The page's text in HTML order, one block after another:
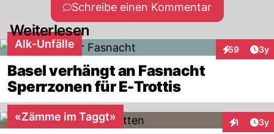
Schreibe einen Kommentar
Weiterlesen
59
Interaktionen
3y
Alk-Unfälle
Basel verhängt an Fasnacht
Sperrzonen für E-Trottis
1 3y
«Zämme im Taggt»